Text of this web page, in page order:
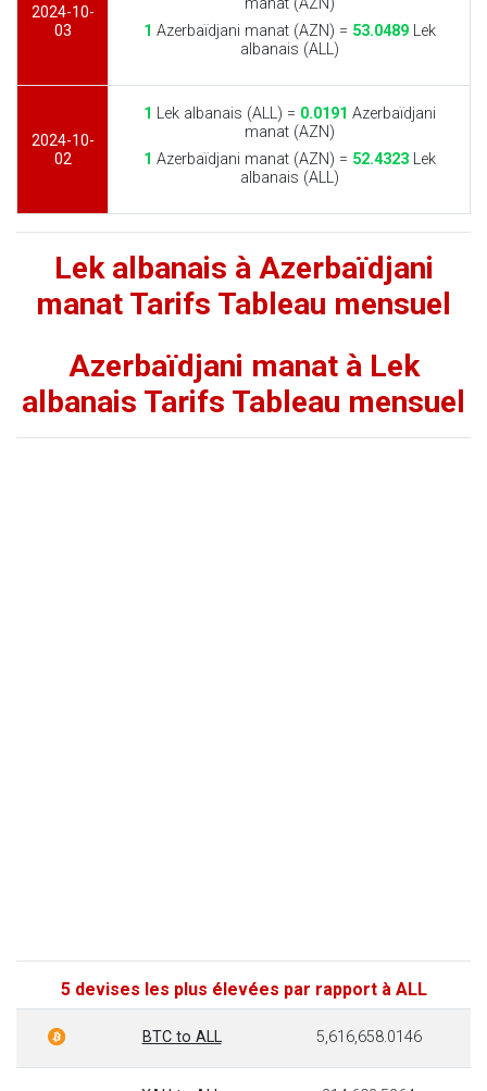
2024-10-
03
manat (AZN)
1 Azerbaïdjani manat (AZN) = 53.0489Lek
albanais (ALL)
2024-10-
02
1 Lek albanais (ALL) = 0.0191 Azerbaïdjani
manat (AZN)
1 Azerbaïdjani manat (AZN) = 52.4323Lek
albanais (ALL)
Lek albanais à Azerbaïdjani
manat Tarifs Tableau mensuel
Azerbaïdjani manat à Lek
albanais Tarifs Tableau mensuel
5 devises les plus élevées par rapport à ALL
BTC to ALL 5,616,658.0146